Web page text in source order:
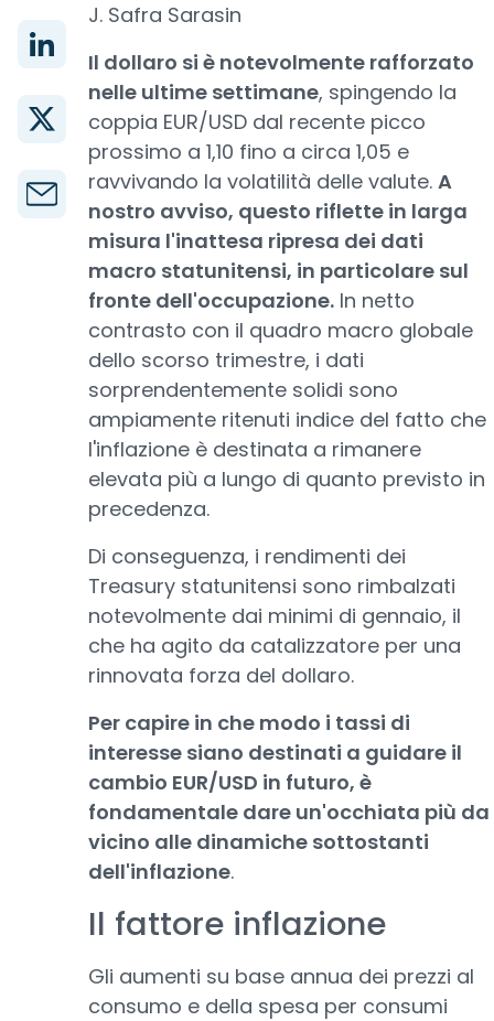
J. Safra Sarasin
Il dollaro si è notevolmente rafforzato
nelle ultime settimane, spingendo la
coppia EUR/USD dal recente picco
prossimo a 1,10 fino a circa 1,05 e
ravvivando la volatilità delle valute. A
nostro avviso, questo riflette in larga
misura l'inattesa ripresa dei dati
macro statunitensi, in particolare sul
fronte dell'occupazione. In netto
contrasto con il quadro macro globale
dello scorso trimestre, i dati
sorprendentemente solidi sono
ampiamente ritenuti indice del fatto che
l'inflazione è destinata a rimanere
elevata più a lungo di quanto previsto in
precedenza.
Di conseguenza, i rendimenti dei
Treasury statunitensi sono rimbalzati
notevolmente dai minimi di gennaio, il
che ha agito da catalizzatore per una
rinnovata forza del dollaro.
Per capire in che modo i tassi di
interesse siano destinati a guidare il
cambio EUR/USD in futuro, è
fondamentale dare un'occhiata più da
vicino alle dinamiche sottostanti
dell'inflazione.
Il fattore inflazione
Gli aumenti su base annua dei prezzi al
consumo e della spesa per consumi